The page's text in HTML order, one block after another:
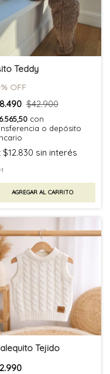
Teddy
% OFF
$42.900
con
o depósito
$12.830 sin interés
AGREGAR AL CARRITO
Tejido